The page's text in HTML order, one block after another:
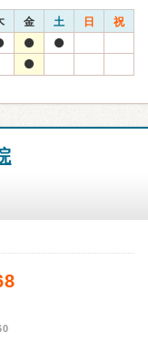
金 土 日 祝